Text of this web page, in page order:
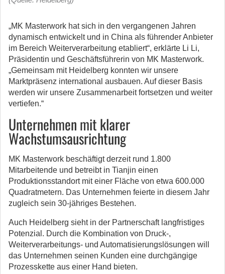
„MK Masterwork hat sich in den vergangenen Jahren
dynamisch entwickelt und in China als führender Anbieter
im Bereich Weiterverarbeitung etabliert“, erklärte Li Li,
Präsidentin und Geschäftsführerin von MK Masterwork.
„Gemeinsam mit Heidelberg konnten wir unsere
Marktpräsenz international ausbauen. Auf dieser Basis
werden wir unsere Zusammenarbeit fortsetzen und weiter
vertiefen.“
Unternehmen mit klarer
Wachstumsausrichtung
MK Masterwork beschäftigt derzeit rund 1.800
Mitarbeitende und betreibt in Tianjin einen
Produktionsstandort mit einer Fläche von etwa 600.000
Quadratmetern. Das Unternehmen feierte in diesem Jahr
zugleich sein 30-jähriges Bestehen.
Auch Heidelberg sieht in der Partnerschaft langfristiges
Potenzial. Durch die Kombination von Druck-,
Weiterverarbeitungs- und Automatisierungslösungen will
das Unternehmen seinen Kunden eine durchgängige
Prozesskette aus einer Hand bieten.